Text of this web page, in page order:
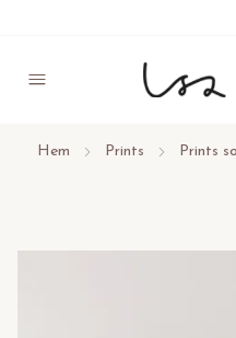
Hem Prints Prints